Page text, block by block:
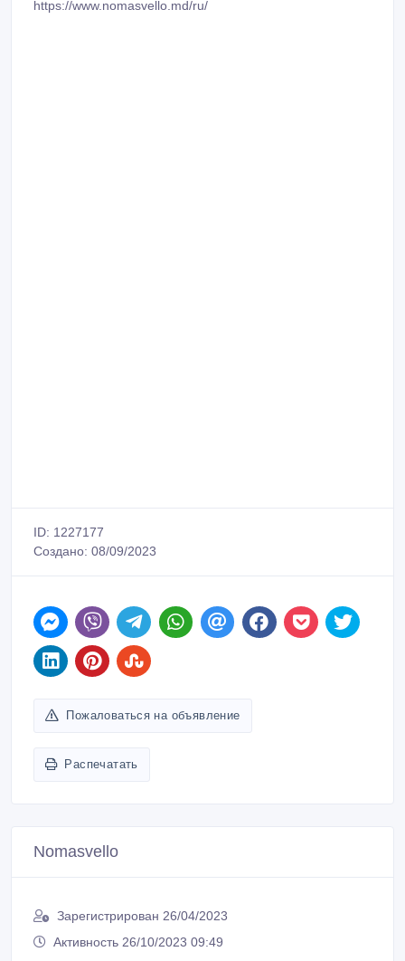
https://www.nomasvello.md/ru/
ID: 1227177
Создано: 08/09/2023
Пожаловаться на объявление
Распечатать
Nomasvello
Зарегистрирован 26/04/2023
Активность 26/10/2023 09:49